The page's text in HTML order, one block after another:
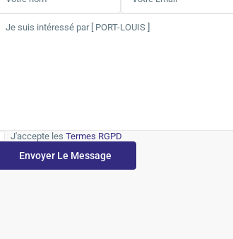
J'accepte les Termes RGPD